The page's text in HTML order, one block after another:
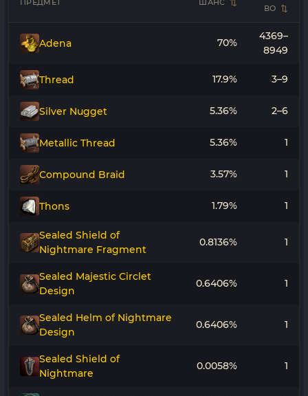
ПРЕДМЕТ ШАНС
ВО
Adena 70%
4369–
8949
Thread 17.9% 3–9
Silver Nugget 5.36% 2–6
Metallic Thread 5.36% 1
Compound Braid 3.57% 1
Thons 1.79% 1
Sealed Shield of
Nightmare Fragment
0.8136% 1
Sealed Majestic Circlet
Design
0.6406% 1
Sealed Helm of Nightmare
Design
0.6406% 1
Sealed Shield of
Nightmare
0.0058% 1